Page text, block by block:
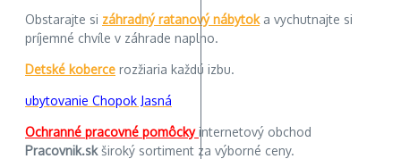
Obstarajte si záhradný ratanový nábytoka vychutnajte si
príjemné chvíle v záhrade naplno.
Detské koberce rozžiaria každú izbu.
ubytovanie Chopok Jasná
Ochranné pracovné pomôckyinternetový obchod
Pracovnik.skširoký sortiment za výborné ceny.